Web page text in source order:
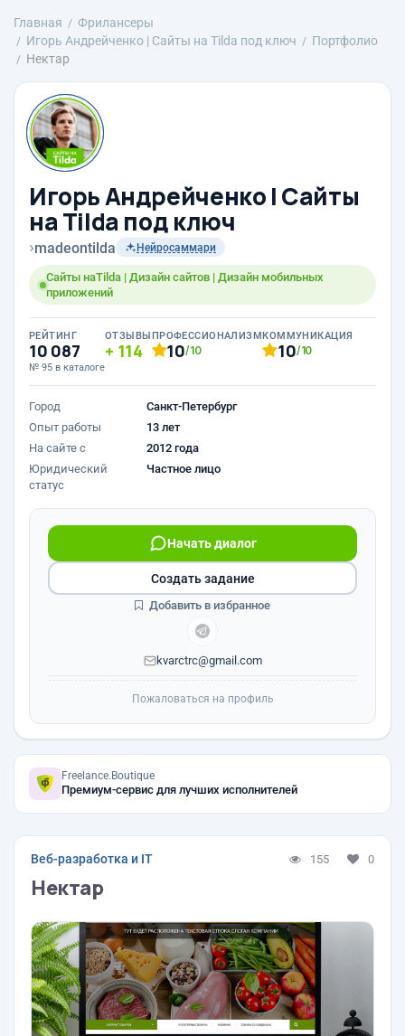
Главная
Фрилансеры
Игорь Андрейченко | Сайты на Tilda под ключ
Портфолио
Нектар
Игорь Андрейченко | Сайты
на Tilda под ключ
›madeontilda Нейросаммари
Сайты наTilda | Дизайн сайтов | Дизайн мобильных
приложений
РЕЙТИНГ
10 087
№ 95 в каталоге
ОТЗЫВЫ
114
ПРОФЕССИОНАЛИЗМ
10/10
КОММУНИКАЦИЯ
10/10
Город
Санкт-Петербург
Опыт работы
13 лет
На сайте с
2012 года
Юридический
статус
Частное лицо
Начать диалог
kvarctrc@gmail.com
Создать задание
Добавить в избранное
Пожаловаться на профиль
Freelance.Boutique
Премиум-сервис для лучших исполнителей
Веб-разработка и IT 155 0
Нектар